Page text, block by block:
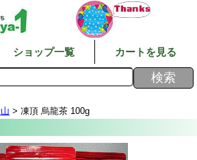
ショップ一覧 カートを見る
> 凍頂 烏龍茶 100g